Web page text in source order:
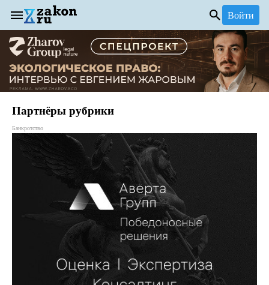
Войти
Партнёры рубрики
Банкротство